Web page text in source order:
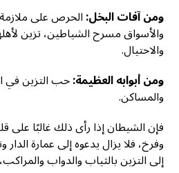
ومن آفات البخل:الحرص على
والأسواق مسرح الشياطين، تزين
والاحتيال.
ومن أبوابه العظيمة:حب التزين في
والمساكن.
فإن الشيطان إذا رأى ذلك غالبًا
وفرخ، فلا يزال يدعوه إلى عمارة الدار
إلى التزين بالثياب والدواب